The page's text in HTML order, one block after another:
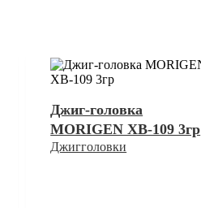
Джиг-головка
MORIGEN XB-109 3гр
Джигголовки